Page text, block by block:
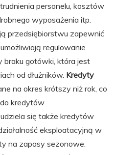
personelu, kosztów
wyposażenia itp.
przedsiębiorstwu zapewnić
regulowanie
gotówki, która jest
od dłużników. Kredyty
na okres krótszy niż rok, co
kredytów
się także kredytów
eksploatacyjną w
na zapasy sezonowe.